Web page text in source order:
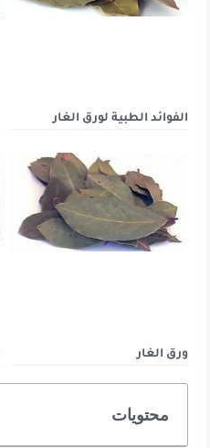
الفوائد الطبية لورق الغار
ورق الغار
محتويات